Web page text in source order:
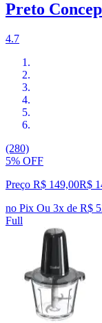
Preto
4.7
(280)
5% OFF
Preço R$ 149,00R$
no Pix Ou 3x de R$
Full